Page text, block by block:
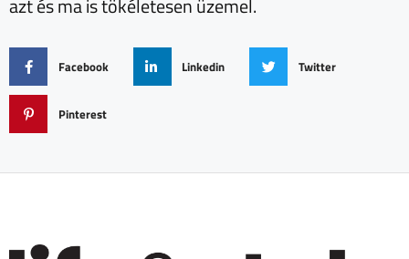
azt és ma is tökéletesen üzemel.
Facebook Linkedin Twitter
Pinterest